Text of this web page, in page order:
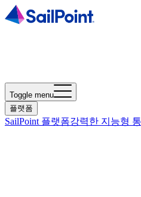
Toggle menu
플랫폼
SailPoint 플랫폼강력한 지능형